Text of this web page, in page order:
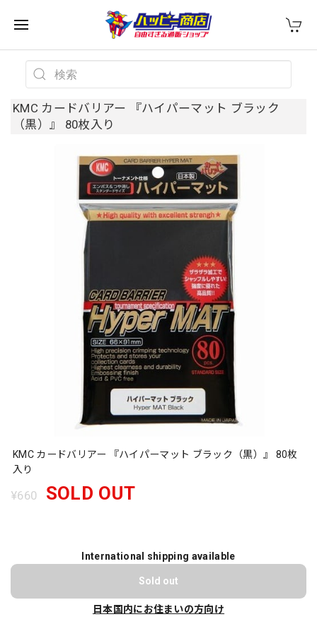
KMC カードバリアー 『ハイパーマット ブラック
（黒）』 80枚入り
KMC カードバリアー 『ハイパーマット ブラック（黒）』 80枚
入り
¥660 SOLD OUT
International shipping available
Sold out
日本国内にお住まいの方向け